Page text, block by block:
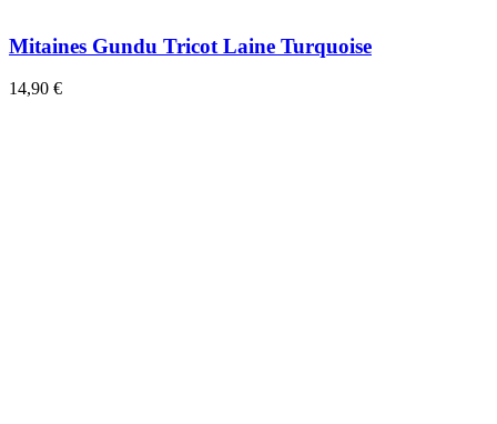
Mitaines Gundu Tricot Laine Turquoise
14,90 €